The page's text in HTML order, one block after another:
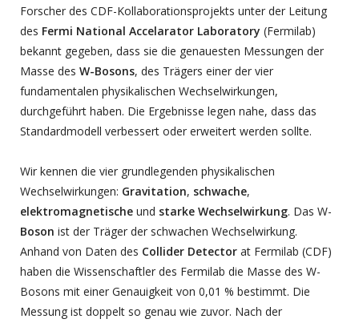
Forscher des CDF-Kollaborationsprojekts unter der Leitung
des Fermi National Accelarator Laboratory (Fermilab)
bekannt gegeben, dass sie die genauesten Messungen der
Masse des W-Bosons, des Trägers einer der vier
fundamentalen physikalischen Wechselwirkungen,
durchgeführt haben. Die Ergebnisse legen nahe, dass das
Standardmodell verbessert oder erweitert werden sollte.
Wir kennen die vier grundlegenden physikalischen
Wechselwirkungen: Gravitation, schwache,
elektromagnetische und starke Wechselwirkung. Das W-
Boson ist der Träger der schwachen Wechselwirkung.
Anhand von Daten des Collider Detector at Fermilab (CDF)
haben die Wissenschaftler des Fermilab die Masse des W-
Bosons mit einer Genauigkeit von 0,01 % bestimmt. Die
Messung ist doppelt so genau wie zuvor. Nach der